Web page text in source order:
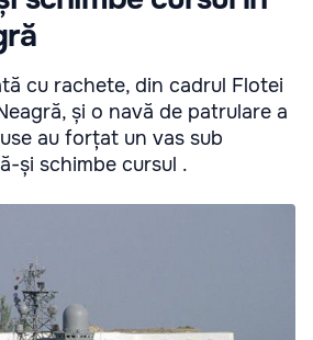
cu rachete, din cadrul Flotei
și o navă de patrulare a
au forțat un vas sub
și schimbe cursul .